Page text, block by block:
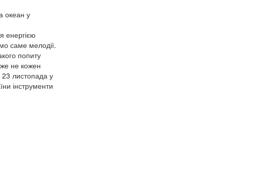
океан у
енергією
саме мелодії.
попиту
не кожен
23 листопада у
інструменти